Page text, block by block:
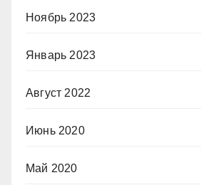
Ноябрь 2023
Январь 2023
Август 2022
Июнь 2020
Май 2020